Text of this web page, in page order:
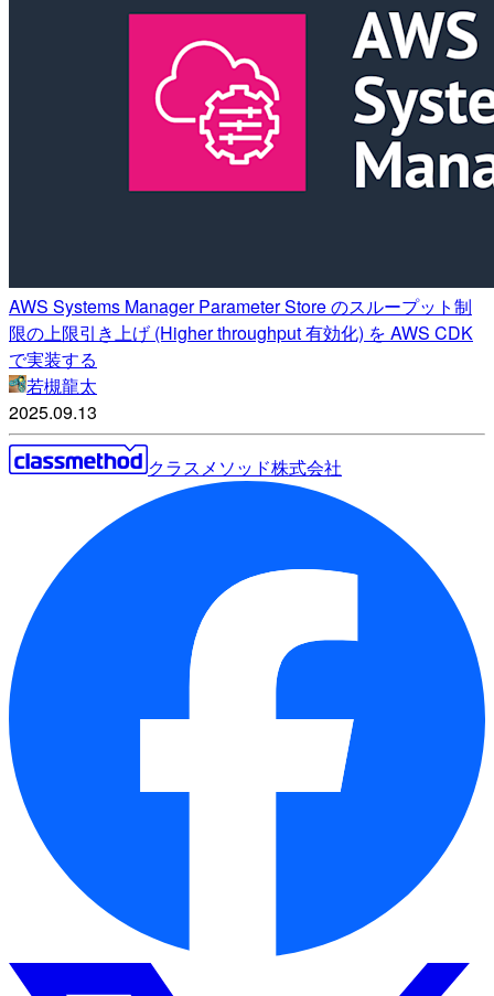
AWS Systems Manager Parameter Store のスループット制
限の上限引き上げ (Higher throughput 有効化) を AWS CDK
で実装する
若槻龍太
2025.09.13
クラスメソッド株式会社